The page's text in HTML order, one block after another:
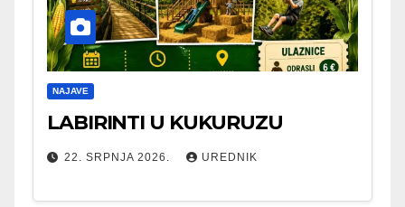
NAJAVE
LABIRINTI U KUKURUZU
22. SRPNJA 2026. UREDNIK